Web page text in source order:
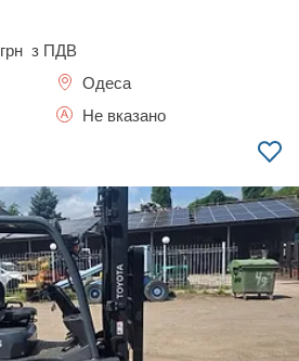
грн з ПДВ
Одеса
Не вказано